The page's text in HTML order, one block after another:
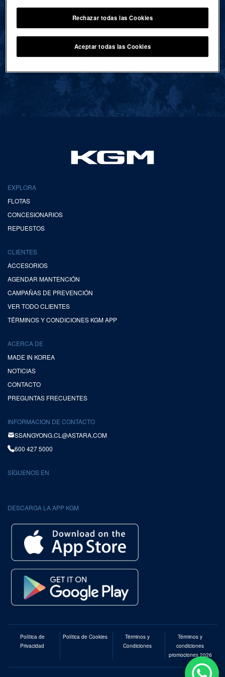
VOLVER AL INICIO
EXPLORA
FLOTAS
CONCESIONARIOS
REPUESTOS
CLIENTES
ACCESORIOS
AGENDAR MANTENCIÓN
CAMPAÑAS DE PREVENCIÓN
VER TODO CLIENTES
TÉRMINOS Y CONDICIONES KGM APP
ACERCA DE
MADE IN KOREA
NOTICIAS
CONTACTO
PREGUNTAS FRECUENTES
INFORMACION DE CONTACTO
SSANGYONG.CL@ASTARA.COM
600 427 5000
SÍGUENOS EN
DESCARGA LA APP KGM
Política de
Privacidad
Política de Cookies
Términos y
Condiciones
Términos y
condiciones
promociones 2026
Rechazar todas las Cookies
Aceptar todas las Cookies